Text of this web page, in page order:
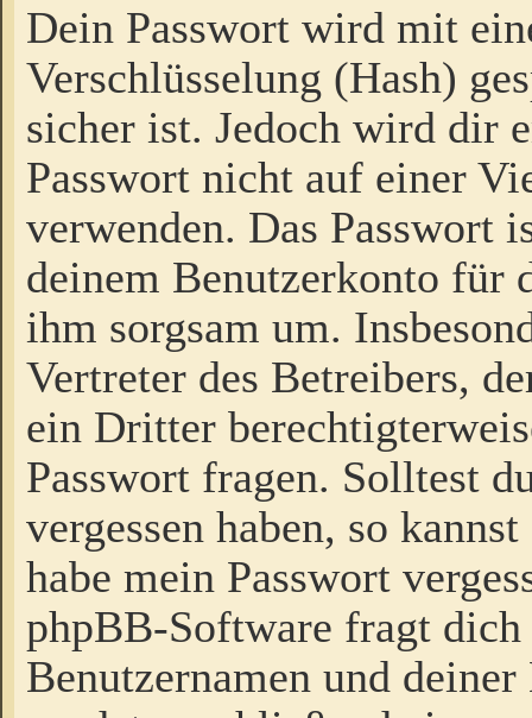
Dein Passwort wird mit
Verschlüsselung (Hash)
sicher ist. Jedoch wird dir
Passwort nicht auf einer
verwenden. Das Passwort
deinem Benutzerkonto für
ihm sorgsam um.
Vertreter des Betreibers,
ein Dritter
Passwort fragen. Solltest
vergessen haben, so
habe mein Passwort
phpBB-Software fragt dich
Benutzernamen und